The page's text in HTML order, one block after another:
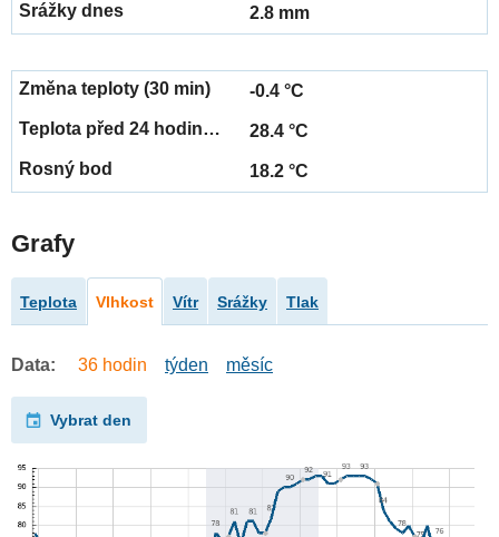
2.8 mm
-0.4 °C
28.4 °C
18.2 °C
Grafy
Teplota Vlhkost Vítr Srážky Tlak
Data: 36 hodin týden měsíc
Vybrat den